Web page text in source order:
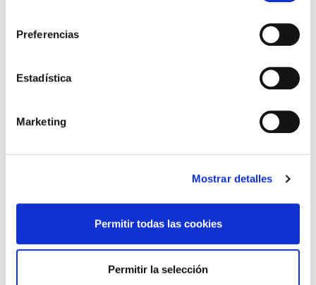
Preferencias
Estadística
Marketing
Mostrar detalles
Permitir todas las cookies
Permitir la selección
Últimos artículos